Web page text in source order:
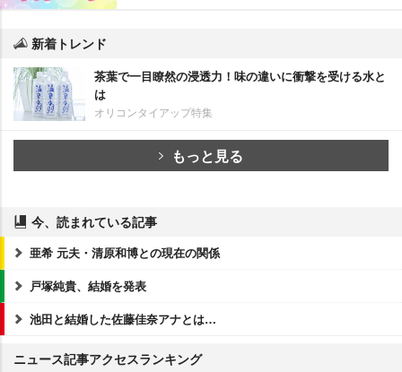
新着トレンド
茶葉で一目瞭然の浸透力！味の違いに衝撃を受ける水と
は
オリコンタイアップ特集
もっと見る
今、読まれている記事
亜希 元夫・清原和博との現在の関係
戸塚純貴、結婚を発表
池田と結婚した佐藤佳奈アナとは…
ニュース記事アクセスランキング